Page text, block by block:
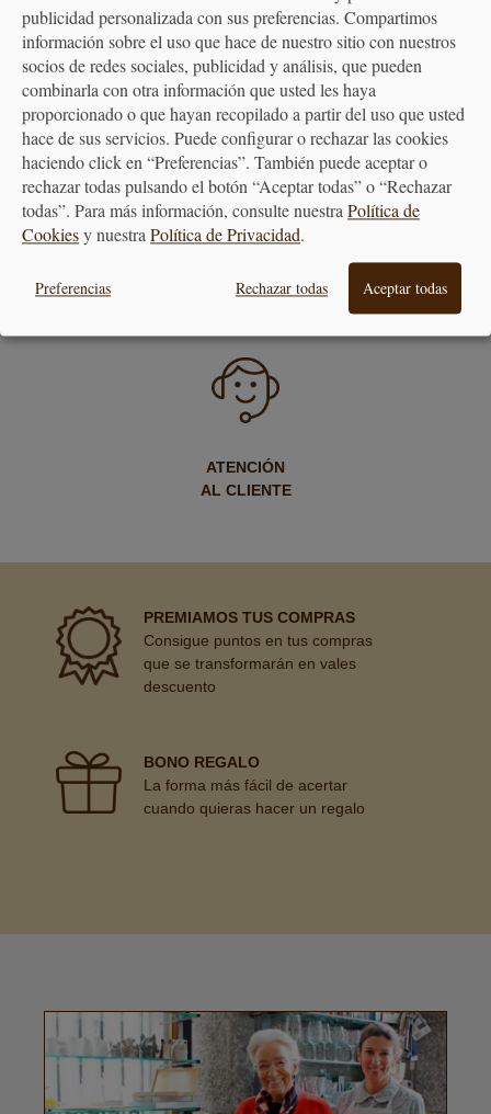
PAGO
SEGURO
ENTREGA
24/48H
ENVÍO GRATUITO
DEVOLUCIONES
30 DÍAS
ATENCIÓN
AL CLIENTE
PREMIAMOS TUS COMPRAS
Consigue puntos en tus compras
que se transformarán en vales
descuento
BONO REGALO
La forma más fácil de acertar
cuando quieras hacer un regalo
publicidad personalizada con sus preferencias. Compartimos
información sobre el uso que hace de nuestro sitio con nuestros
socios de redes sociales, publicidad y análisis, que pueden
combinarla con otra información que usted les haya
proporcionado o que hayan recopilado a partir del uso que usted
hace de sus servicios. Puede configurar o rechazar las cookies
haciendo click en “Preferencias”. También puede aceptar o
rechazar todas pulsando el botón “Aceptar todas” o “Rechazar
todas”. Para más información, consulte nuestra Política de
Cookiesy nuestra Política de Privacidad.
Preferencias Rechazar todas Aceptar todas